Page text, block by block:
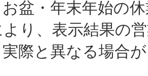
盆・年末年始の
より、表示結果の
と異なる場合が